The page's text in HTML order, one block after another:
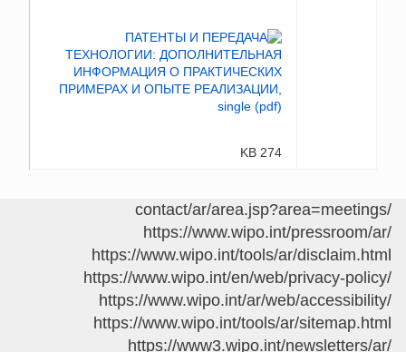
274 KB
/contact/ar/area.jsp?area=meetings
https://www.wipo.int/pressroom/ar/
https://www.wipo.int/tools/ar/disclaim.html
https://www.wipo.int/en/web/privacy-policy/
https://www.wipo.int/ar/web/accessibility/
https://www.wipo.int/tools/ar/sitemap.html
https://www3.wipo.int/newsletters/ar/